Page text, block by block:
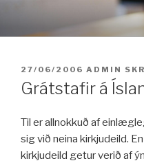
efni
BIRT:
27/06/2006 ADMIN
Grátstafir á
Til er allnokkuð af
sig við neina kirkjudeild.
kirkjudeild getur verið af